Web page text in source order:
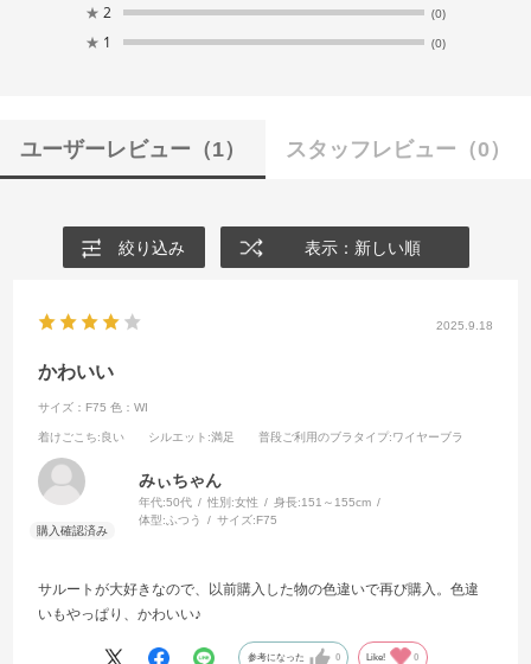
★ 2 (0)
★ 1 (0)
ユーザーレビュー （1） スタッフレビュー （0）
絞り込み 表示：新しい順
2025.9.18
かわいい
サイズ：F75 色：WI
着けごこち:良い シルエット :満足 普段ご利用のブラタイプ:ワイヤーブラ
みぃちゃん
年代:50代 性別:女性 身長:151～155cm
体型:ふつう サイズ:F75
サルートが大好きなので、以前購入した物の色違いで再び購入。色違
いもやっぱり、かわいい♪
参考になった 0 Like! 0